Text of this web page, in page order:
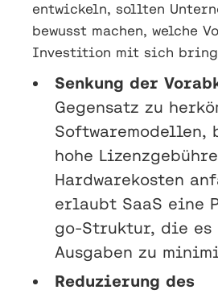
entwickeln, sollten
bewusst machen, welche
Investition mit sich
Senkung der
Gegensatz zu
Softwaremodellen,
hohe
Hardwarekosten
erlaubt SaaS eine
go-Struktur, die
Ausgaben zu
Reduzierung des